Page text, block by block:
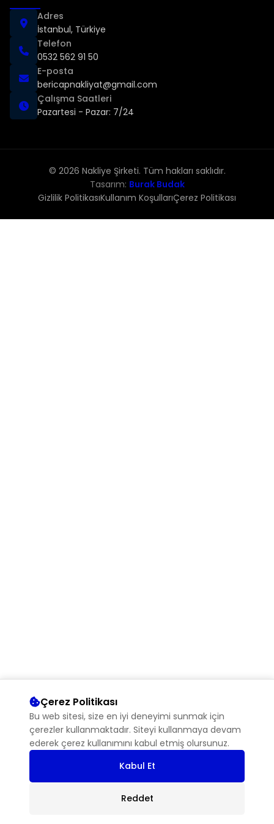
Adres
İstanbul, Türkiye
Telefon
0532 562 91 50
E-posta
bericapnakliyat@gmail.com
Çalışma Saatleri
Pazartesi - Pazar: 7/24
© 2026 Nakliye Şirketi. Tüm hakları saklıdır.
Tasarım: Burak Budak
Gizlilik PolitikasıKullanım KoşullarıÇerez Politikası
Çerez Politikası
Bu web sitesi, size en iyi deneyimi sunmak için
çerezler kullanmaktadır. Siteyi kullanmaya devam
ederek çerez kullanımını kabul etmiş olursunuz.
Kabul Et
Reddet